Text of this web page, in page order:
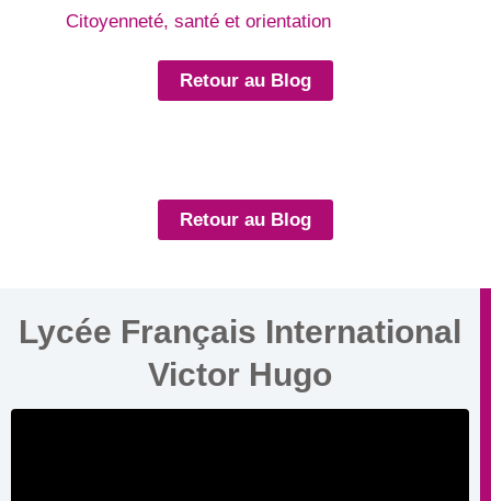
Citoyenneté, santé et orientation
Retour au Blog
Retour au Blog
Lycée Français International
Victor Hugo